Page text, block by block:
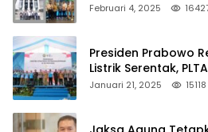
Februari 4, 2025
Presiden Prabowo
Listrik Serentak,
Januari 21, 2025 15118